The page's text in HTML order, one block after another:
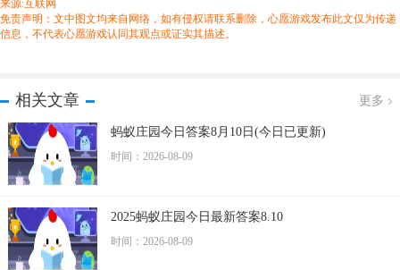
来源:互联网
免责声明：文中图文均来自网络，如有侵权请联系删除，心愿游戏发布此文仅为传递
信息，不代表心愿游戏认同其观点或证实其描述。
相关文章 更多
蚂蚁庄园今日答案8月10日(今日已更新)
时间：2026-08-09
2025蚂蚁庄园今日最新答案8.10
时间：2026-08-09